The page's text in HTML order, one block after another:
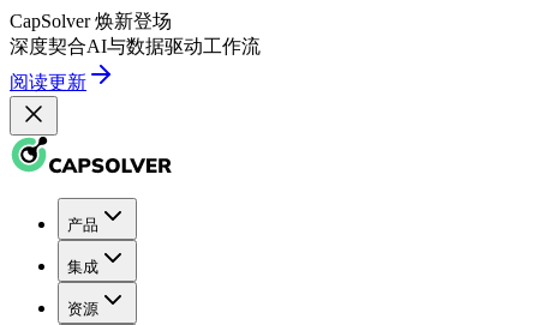
CapSolver 焕新登场
深度契合AI与数据驱动工作流
阅读更新
产品
集成
资源